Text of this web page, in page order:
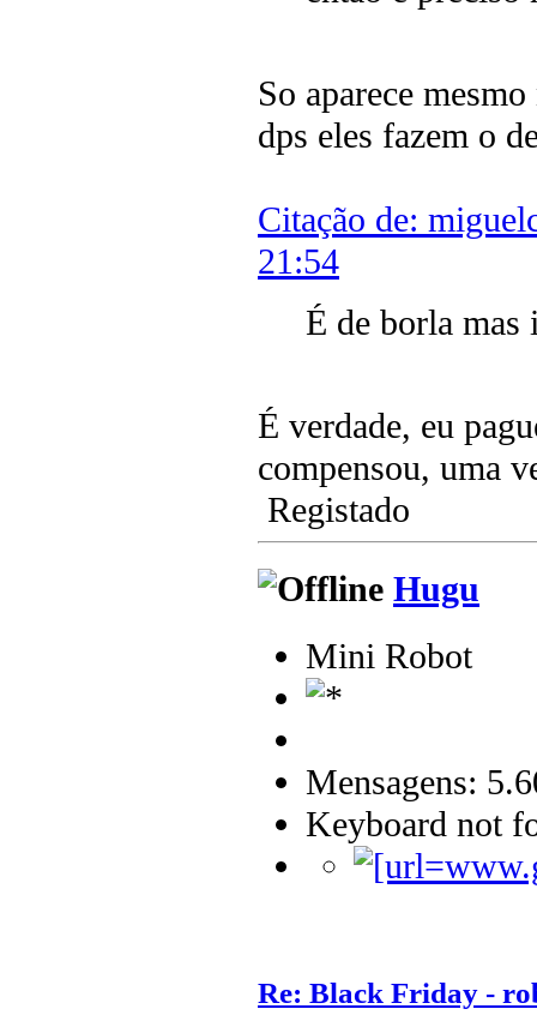
So aparece
dps eles fazem o
Citação de:
21:54
É de borla
É verdade, eu
compensou, uma
Registado
Hugu
Mini Robot
Mensagens:
Keyboard not
Re: Black Friday -